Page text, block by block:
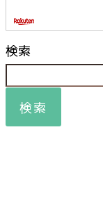
検索
検索